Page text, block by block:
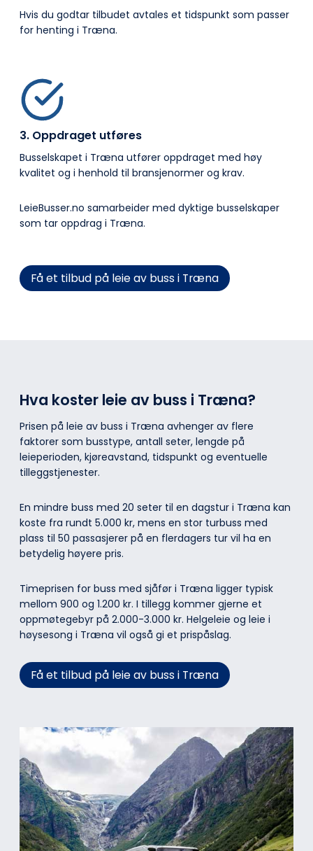
Hvis du godtar tilbudet avtales et tidspunkt som passer
for henting i Træna.
3. Oppdraget utføres
Busselskapet i Træna utfører oppdraget med høy
kvalitet og i henhold til bransje­normer og krav.
LeieBusser.no samarbeider med dyktige busselskaper
som tar oppdrag i Træna.
Få et tilbud på leie av buss i Træna
Hva koster leie av buss i Træna?
Prisen på leie av buss i Træna avhenger av flere
faktorer som busstype, antall seter, lengde på
leieperioden, kjøreavstand, tidspunkt og eventuelle
tilleggstjenester.
En mindre buss med 20 seter til en dagstur i Træna kan
koste fra rundt 5.000 kr, mens en stor turbuss med
plass til 50 passasjerer på en flerdagers tur vil ha en
betydelig høyere pris.
Timeprisen for buss med sjåfør i Træna ligger typisk
mellom 900 og 1.200 kr. I tillegg kommer gjerne et
oppmøtegebyr på 2.000-3.000 kr. Helgeleie og leie i
høysesong i Træna vil også gi et prispåslag.
Få et tilbud på leie av buss i Træna